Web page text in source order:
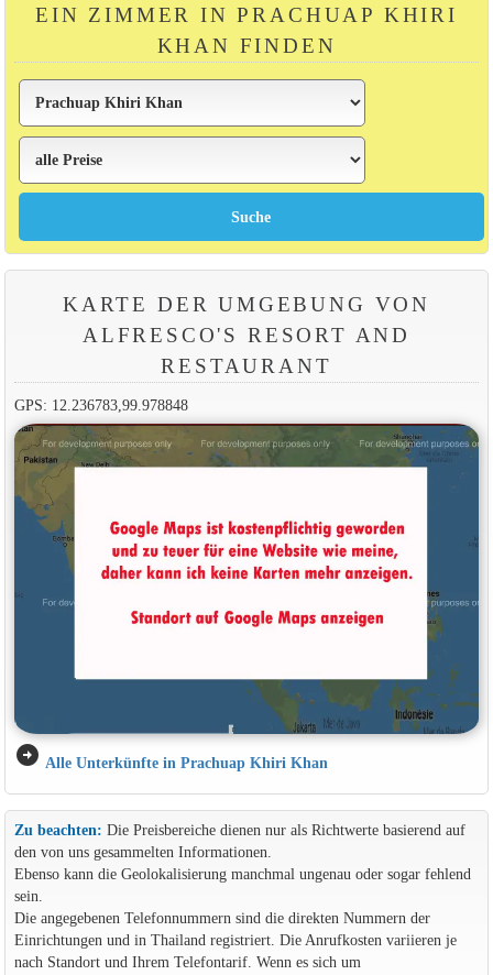
EIN ZIMMER IN PRACHUAP KHIRI
KHAN FINDEN
KARTE DER UMGEBUNG VON
ALFRESCO'S RESORT AND
RESTAURANT
GPS: 12.236783,99.978848
arrow_circle_right Alle Unterkünfte in Prachuap Khiri Khan
Zu beachten: Die Preisbereiche dienen nur als Richtwerte basierend auf
den von uns gesammelten Informationen.
Ebenso kann die Geolokalisierung manchmal ungenau oder sogar fehlend
sein.
Die angegebenen Telefonnummern sind die direkten Nummern der
Einrichtungen und in Thailand registriert. Die Anrufkosten variieren je
nach Standort und Ihrem Telefontarif. Wenn es sich um